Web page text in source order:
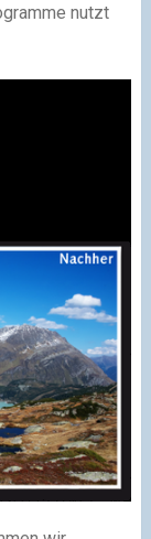
nutzt